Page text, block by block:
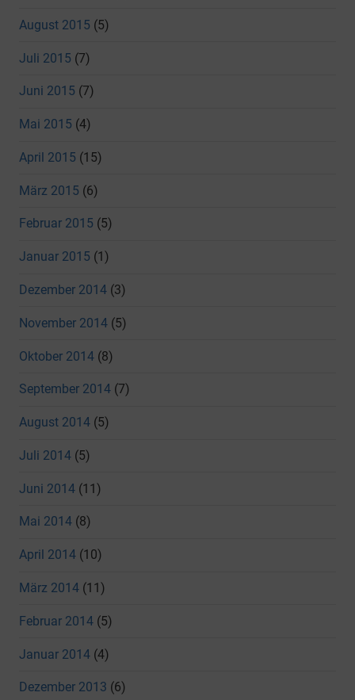
August 2015 (5)
Juli 2015 (7)
Juni 2015 (7)
Mai 2015 (4)
April 2015 (15)
März 2015 (6)
Februar 2015 (5)
Januar 2015 (1)
Dezember 2014 (3)
November 2014 (5)
Oktober 2014 (8)
September 2014 (7)
August 2014 (5)
Juli 2014 (5)
Juni 2014 (11)
Mai 2014 (8)
April 2014 (10)
März 2014 (11)
Februar 2014 (5)
Januar 2014 (4)
Dezember 2013 (6)